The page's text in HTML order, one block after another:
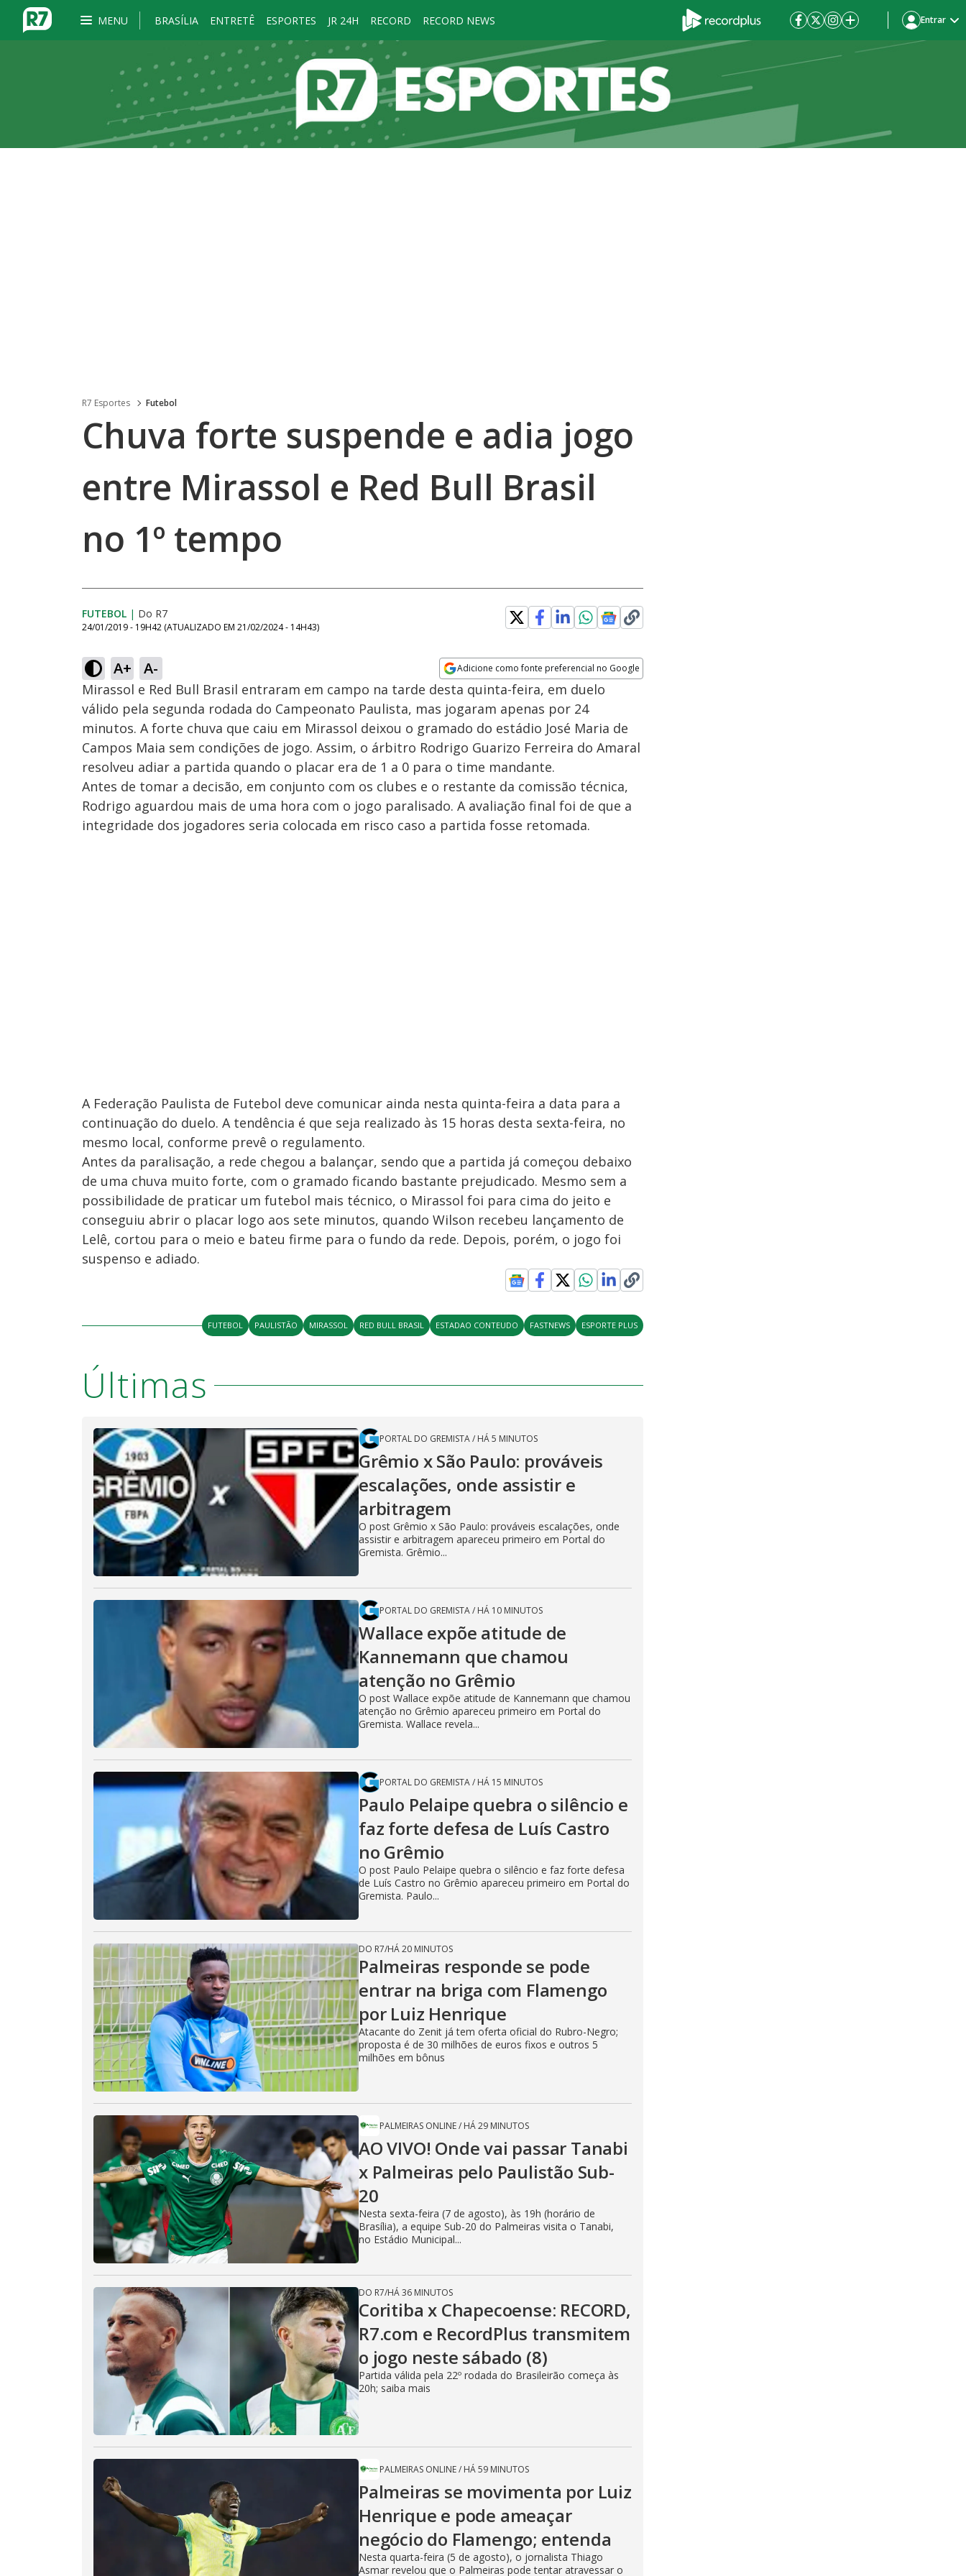
MENU BRASÍLIA ENTRETÊ ESPORTES JR 24H RECORD RECORD NEWS Entrar
R7 Esportes Futebol
Chuva forte suspende e adia jogo
entre Mirassol e Red Bull Brasil
no 1º tempo
FUTEBOL | Do R7
24/01/2019 - 19H42 (ATUALIZADO EM 21/02/2024 - 14H43)
A+ A- Adicione como fonte preferencial no Google
Opens in new window
Mirassol e Red Bull Brasil entraram em campo na tarde desta quinta-feira, em duelo
válido pela segunda rodada do Campeonato Paulista, mas jogaram apenas por 24
minutos. A forte chuva que caiu em Mirassol deixou o gramado do estádio José Maria de
Campos Maia sem condições de jogo. Assim, o árbitro Rodrigo Guarizo Ferreira do Amaral
resolveu adiar a partida quando o placar era de 1 a 0 para o time mandante.
Antes de tomar a decisão, em conjunto com os clubes e o restante da comissão técnica,
Rodrigo aguardou mais de uma hora com o jogo paralisado. A avaliação final foi de que a
integridade dos jogadores seria colocada em risco caso a partida fosse retomada.
A Federação Paulista de Futebol deve comunicar ainda nesta quinta-feira a data para a
continuação do duelo. A tendência é que seja realizado às 15 horas desta sexta-feira, no
mesmo local, conforme prevê o regulamento.
Antes da paralisação, a rede chegou a balançar, sendo que a partida já começou debaixo
de uma chuva muito forte, com o gramado ficando bastante prejudicado. Mesmo sem a
possibilidade de praticar um futebol mais técnico, o Mirassol foi para cima do jeito e
conseguiu abrir o placar logo aos sete minutos, quando Wilson recebeu lançamento de
Lelê, cortou para o meio e bateu firme para o fundo da rede. Depois, porém, o jogo foi
suspenso e adiado.
FUTEBOL PAULISTÃO MIRASSOL RED BULL BRASIL ESTADAO CONTEUDO FASTNEWS ESPORTE PLUS
Últimas
PORTAL DO GREMISTA/ HÁ 5 MINUTOS
Grêmio x São Paulo: prováveis
escalações, onde assistir e
arbitragem
O post Grêmio x São Paulo: prováveis escalações, onde
assistir e arbitragem apareceu primeiro em Portal do
Gremista. Grêmio...
PORTAL DO GREMISTA/ HÁ 10 MINUTOS
Wallace expõe atitude de
Kannemann que chamou
atenção no Grêmio
O post Wallace expõe atitude de Kannemann que chamou
atenção no Grêmio apareceu primeiro em Portal do
Gremista. Wallace revela...
PORTAL DO GREMISTA/ HÁ 15 MINUTOS
Paulo Pelaipe quebra o silêncio e
faz forte defesa de Luís Castro
no Grêmio
O post Paulo Pelaipe quebra o silêncio e faz forte defesa
de Luís Castro no Grêmio apareceu primeiro em Portal do
Gremista. Paulo...
DO R7/HÁ 20 MINUTOS
Palmeiras responde se pode
entrar na briga com Flamengo
por Luiz Henrique
Atacante do Zenit já tem oferta oficial do Rubro-Negro;
proposta é de 30 milhões de euros fixos e outros 5
milhões em bônus
PALMEIRAS ONLINE/ HÁ 29 MINUTOS
AO VIVO! Onde vai passar Tanabi
x Palmeiras pelo Paulistão Sub-
20
Nesta sexta-feira (7 de agosto), às 19h (horário de
Brasília), a equipe Sub-20 do Palmeiras visita o Tanabi,
no Estádio Municipal...
DO R7/HÁ 36 MINUTOS
Coritiba x Chapecoense: RECORD,
R7.com e RecordPlus transmitem
o jogo neste sábado (8)
Partida válida pela 22º rodada do Brasileirão começa às
20h; saiba mais
PALMEIRAS ONLINE/ HÁ 59 MINUTOS
Palmeiras se movimenta por Luiz
Henrique e pode ameaçar
negócio do Flamengo; entenda
Nesta quarta-feira (5 de agosto), o jornalista Thiago
Asmar revelou que o Palmeiras pode tentar atravessar o